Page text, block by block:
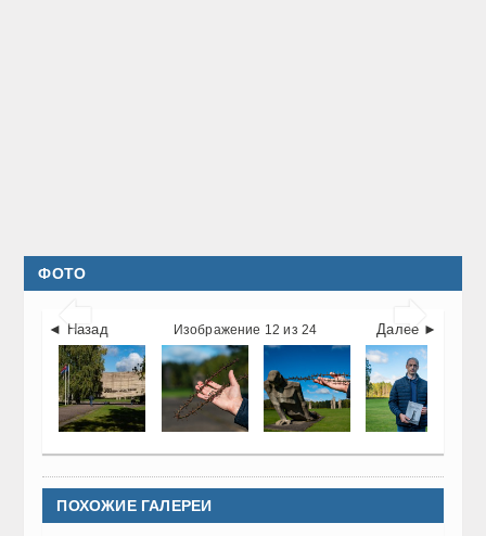
ФОТО
 
◄ Назад Далее ►
Изображение 12 из 24
ПОХОЖИЕ ГАЛЕРЕИ